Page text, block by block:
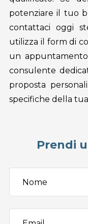
potenziare il tuo
contattaci oggi
utilizza il form di
un
consulente
proposta
specifiche della
Prendi